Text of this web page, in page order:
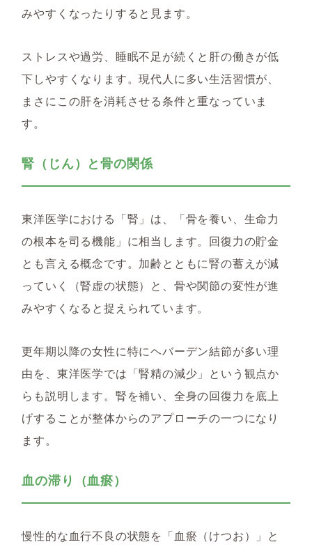
みやすくなったりすると見ます。
ストレスや過労、睡眠不足が続くと肝の働きが低
下しやすくなります。現代人に多い生活習慣が、
まさにこの肝を消耗させる条件と重なっていま
す。
腎（じん）と骨の関係
東洋医学における「腎」は、「骨を養い、生命力
の根本を司る機能」に相当します。回復力の貯金
とも言える概念です。加齢とともに腎の蓄えが減
っていく（腎虚の状態）と、骨や関節の変性が進
みやすくなると捉えられています。
更年期以降の女性に特にヘバーデン結節が多い理
由を、東洋医学では「腎精の減少」という観点か
らも説明します。腎を補い、全身の回復力を底上
げすることが整体からのアプローチの一つになり
ます。
血の滞り（血瘀）
慢性的な血行不良の状態を「血瘀（けつお）」と